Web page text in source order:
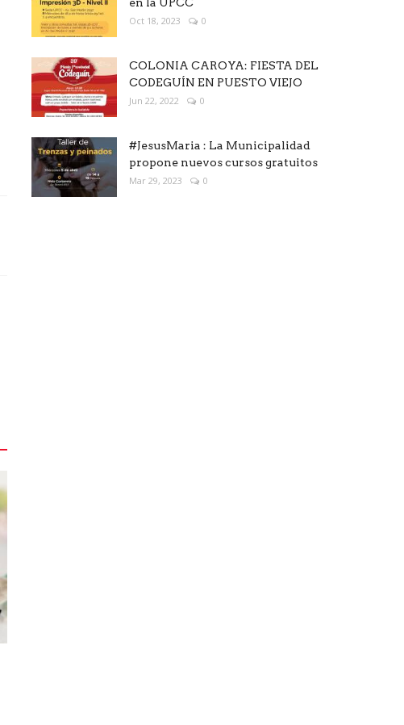
Oct 18, 2023 0
COLONIA CAROYA: FIESTA DEL
CODEGUÍN EN PUESTO VIEJO
Jun 22, 2022 0
#JesusMaria : La Municipalidad
propone nuevos cursos gratuitos
Mar 29, 2023 0